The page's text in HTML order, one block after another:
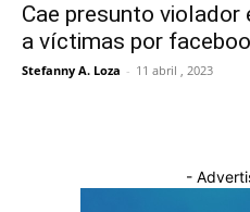
Cae presunto violador
a víctimas por
Stefanny A. Loza - 11 abril , 2023
-